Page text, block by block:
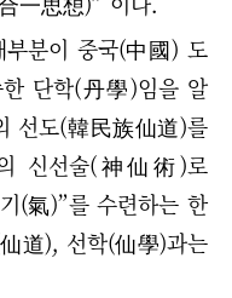
부분이 중국(中國) 도
단학(丹學)임을 알
선도(韓民族仙道)를
신선술(神仙術)로
(氣)”를 수련하는 한
道), 선학(仙學)과는